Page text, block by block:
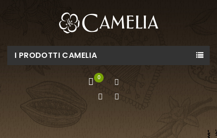
I PRODOTTI CAMELIA
0